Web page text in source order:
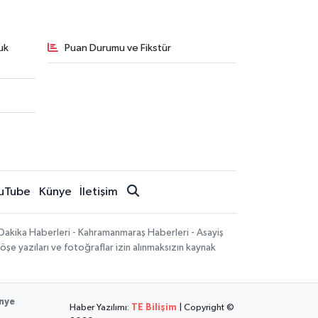
Puan Durumu ve Fikstür
Künye İletişim
Haberleri - Kahramanmaraş Haberleri - Asayiş
yazıları ve fotoğraflar izin alınmaksızın kaynak
Haber Yazılımı: TE Bilişim
| Copyright ©